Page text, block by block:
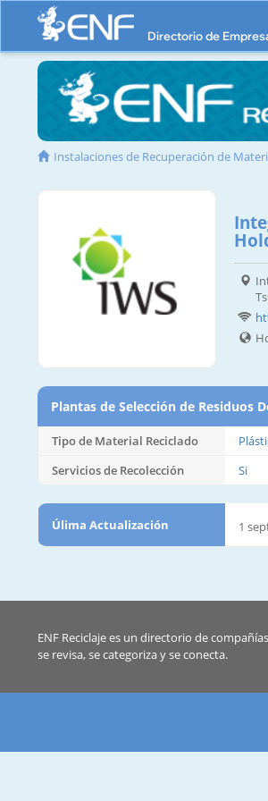
Directorio de
Instalaciones de Recuperación de
Plantas de Selección de Residuos
Tipo de Material Reciclado
Servicios de Recolección
Si
Úlima Actualización 1
ENF Reciclaje es un directorio de
se revisa, se categoriza y se conecta.